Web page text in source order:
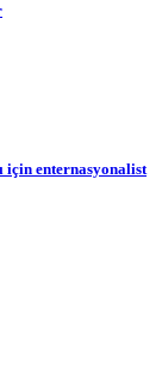
için enternasyonalist